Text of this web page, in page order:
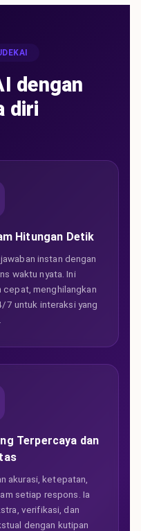
dengan
diri
Hitungan Detik
instan dengan
waktu nyata. Ini
cepat, menghilangkan
7 untuk interaksi yang
Terpercaya dan
akurasi, ketepatan,
setiap respons. Ia
verifikasi, dan
dengan kutipan